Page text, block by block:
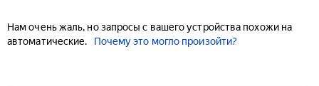
Нам очень жаль, но запросы с вашего устройства похожи на
автоматические.
Почему это могло произойти?